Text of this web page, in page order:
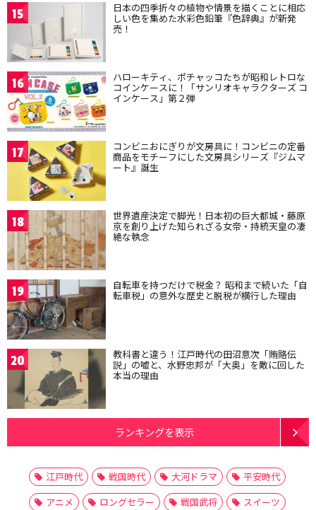
15 日本の四季折々の植物や情景を描くことに相応
しい色を集めた水彩色鉛筆『色辞典』が新発
売！
16 ハローキティ、ポチャッコたちが昭和レトロな
コインケースに！「サンリオキャラクターズ コ
インケース」第２弾
17 コンビニおにぎりが文房具に！コンビニの定番
商品をモチーフにした文房具シリーズ『ジムマ
ート』誕生
18 世界遺産決定で脚光！日本初の巨大都城・藤原
京を創り上げた知られざる女帝・持統天皇の凄
絶な執念
19 自転車を持つだけで税金？ 昭和まで続いた「自
転車税」の意外な歴史と脱税が横行した理由
20 教科書と違う！江戸時代の田沼意次「賄賂伝
説」の嘘と、水野忠邦が「大奥」を敵に回した
本当の理由
ランキングを表示
江戸時代 戦国時代 大河ドラマ
平安時代
アニメ
ロングセラー 戦国武将
スイーツ